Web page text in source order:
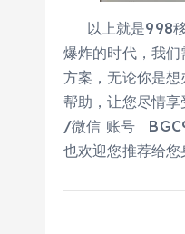
以上就是998移
爆炸的时代，我
方案，无论你是
帮助，让您尽情
/微信 账号
也欢迎您推荐给您